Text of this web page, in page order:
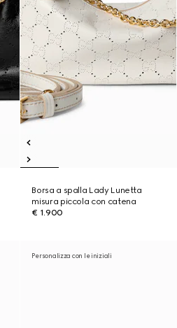
Borsa a spalla Lady Lunetta
misura piccola con catena
€ 1.900
Personalizza con le iniziali